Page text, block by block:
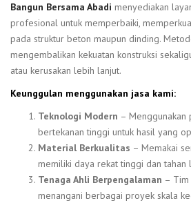
Bangun Bersama Abadi menyediakan
profesional untuk memperbaiki,
pada struktur beton maupun dinding.
mengembalikan kekuatan konstruksi
atau kerusakan lebih lanjut.
Keunggulan menggunakan jasa kami:
Teknologi Modern – Menggunakan
bertekanan tinggi untuk hasil yang
Material Berkualitas – Memakai
memiliki daya rekat tinggi dan tahan
Tenaga Ahli Berpengalaman – Tim
menangani berbagai proyek skala